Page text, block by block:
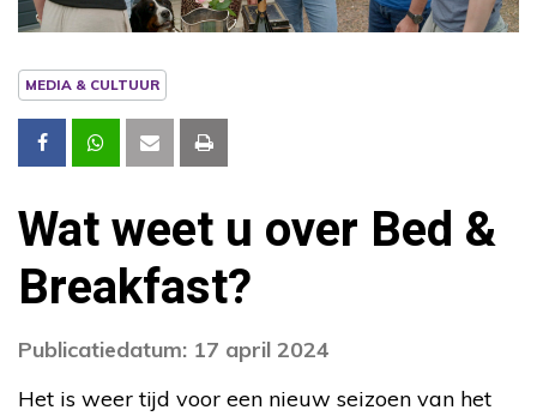
MEDIA & CULTUUR
Wat weet u over Bed &
Breakfast?
Publicatiedatum: 17 april 2024
Het is weer tijd voor een nieuw seizoen van het